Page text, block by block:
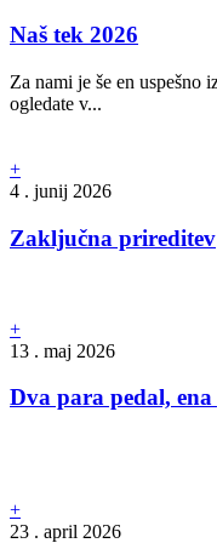
Naš tek 2026
Za nami je še en uspešno
ogledate v...
+
4 . junij 2026
Zaključna prireditev
+
13 . maj 2026
Dva para pedal,
+
23 . april 2026